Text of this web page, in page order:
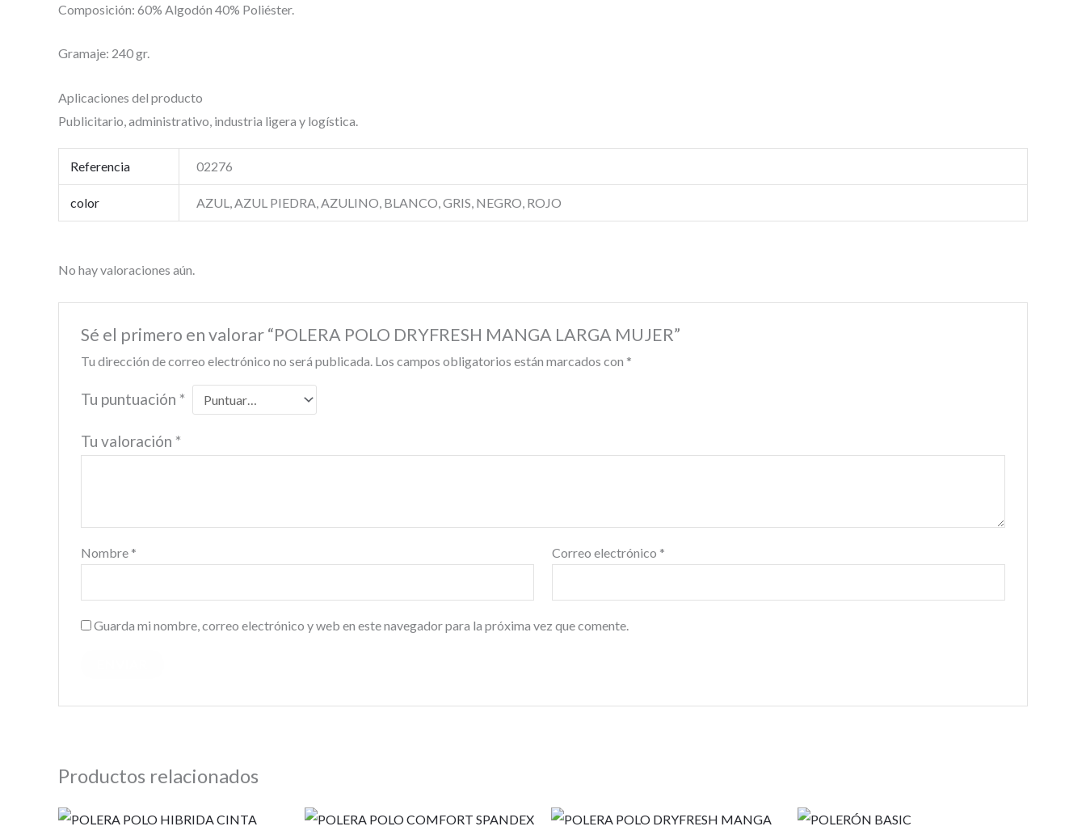
Composición: 60% Algodón 40% Poliéster.
Gramaje: 240 gr.
Aplicaciones del producto
Publicitario, administrativo, industria ligera y logística.
Referencia 02276
color AZUL, AZUL PIEDRA, AZULINO, BLANCO, GRIS, NEGRO, ROJO
No hay valoraciones aún.
Sé el primero en valorar “POLERA POLO DRYFRESH MANGA LARGA MUJER”
Tu dirección de correo electrónico no será publicada. Los campos obligatorios están marcados con *
Tu puntuación *
Tu valoración *
Nombre * Correo electrónico *
Guarda mi nombre, correo electrónico y web en este navegador para la próxima vez que comente.
Productos relacionados